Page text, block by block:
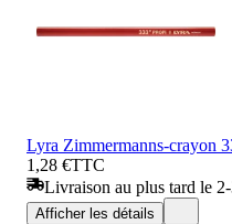
Lyra Zimmermanns-crayon
1,28 €TTC
Livraison au plus tard le
Afficher les détails